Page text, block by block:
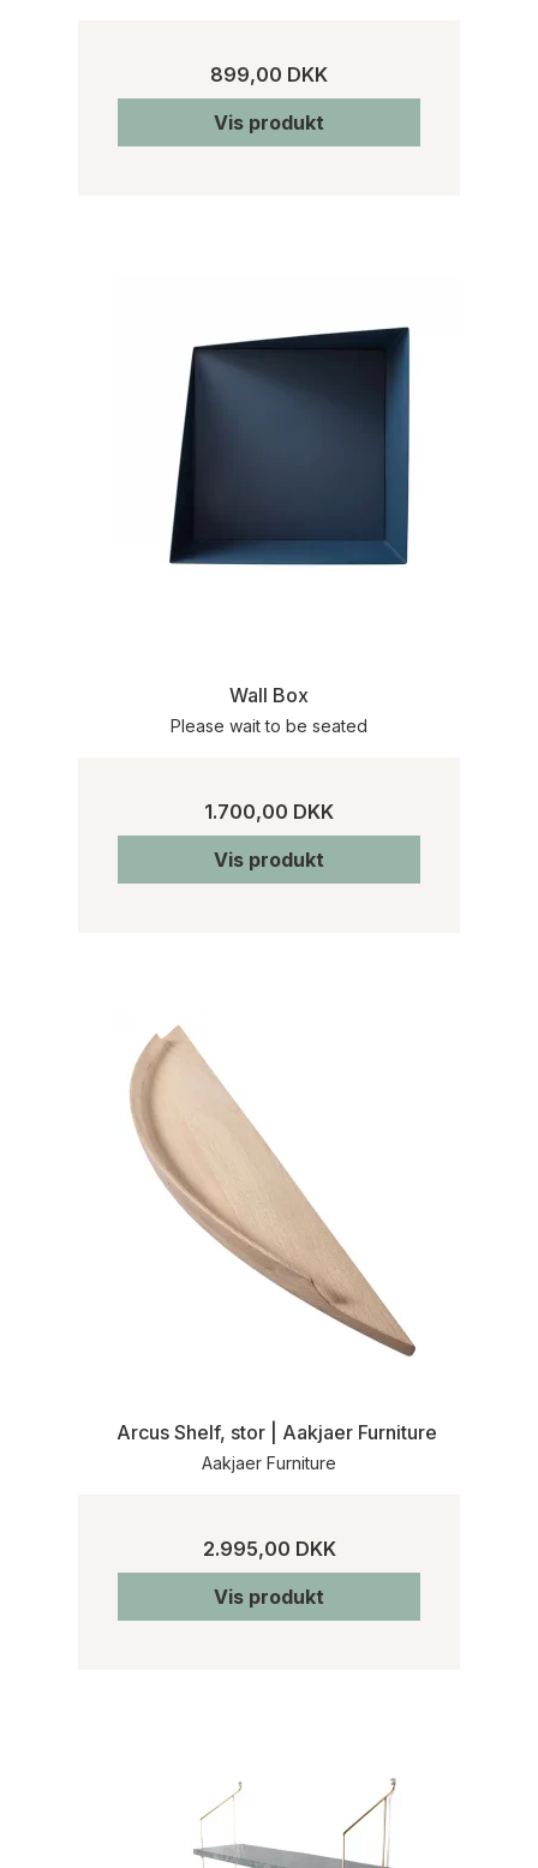
899,00 DKK
Vis produkt
Wall Box
Please wait to be seated
1.700,00 DKK
Vis produkt
Arcus Shelf, stor | Aakjaer Furniture
Aakjaer Furniture
2.995,00 DKK
Vis produkt